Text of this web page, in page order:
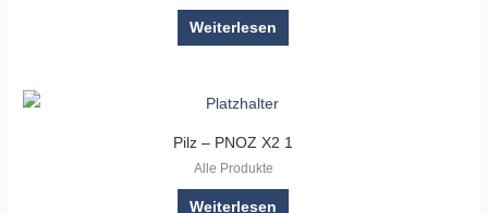
Weiterlesen
Pilz – PNOZ X2 1
Alle Produkte
Weiterlesen